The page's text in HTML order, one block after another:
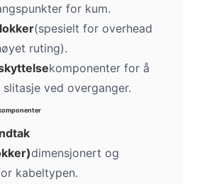
for kum.
(spesielt for overhead
ruting).
komponenter for å
slitasje ved overganger.
dimensjonert og
kabeltypen.